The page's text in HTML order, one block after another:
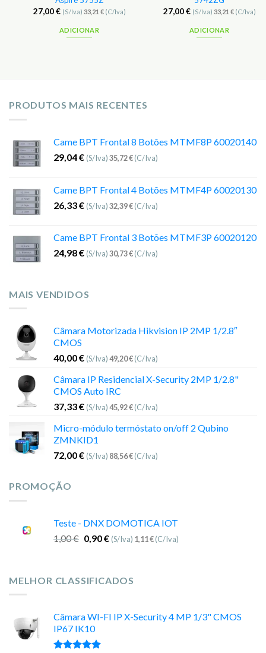
27,00€ (S/Iva) 33,21 €(C/Iva)
ADICIONAR
27,00€ (S/Iva) 33,21 €(C/Iva)
ADICIONAR
PRODUTOS MAIS RECENTES
Came BPT Frontal 8 Botões MTMF8P 60020140
29,04€ (S/Iva)35,72€(C/Iva)
Came BPT Frontal 4 Botões MTMF4P 60020130
26,33€ (S/Iva)32,39€(C/Iva)
Came BPT Frontal 3 Botões MTMF3P 60020120
24,98€ (S/Iva)30,73€(C/Iva)
MAIS VENDIDOS
Câmara Motorizada Hikvision IP 2MP 1/2.8″
CMOS
40,00€ (S/Iva)49,20€(C/Iva)
Câmara IP Residencial X-Security 2MP 1/2.8"
CMOS Auto IRC
37,33€ (S/Iva)45,92€(C/Iva)
Micro-módulo termóstato on/off 2 Qubino
ZMNKID1
72,00€ (S/Iva) 88,56€(C/Iva)
PROMOÇÃO
Teste - DNX DOMOTICA IOT
1,00€ 0,90€ (S/Iva) 1,11€(C/Iva)
MELHOR CLASSIFICADOS
Câmara WI-FI IP X-Security 4 MP 1/3" CMOS
IP67 IK10